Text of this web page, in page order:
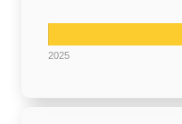
2025